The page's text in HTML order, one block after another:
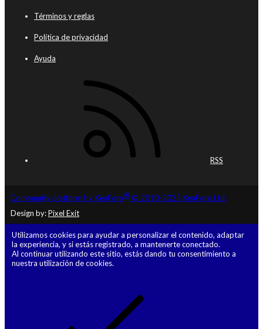
Términos y reglas
Política de privacidad
Ayuda
RSS
Community platform by XenForo® © 2010-2025 XenForo Ltd.
Design by:Pixel Exit
Utilizamos cookies para ayudar a personalizar el contenido, adaptar
la experiencia, y si estás registrado, a mantenerte conectado.
Al continuar utilizando este sitio, estás dando tu consentimiento a
nuestra utilización de cookies.